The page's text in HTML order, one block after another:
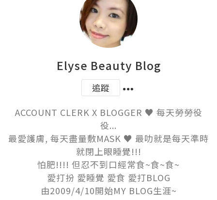
Elyse Beauty Blog
追蹤
ACCOUNT CLERK X BLOGGER ♥ 每天勞勞役
役...
最愛護膚, 每天盡量敷MASK ♥ 最叻就是每天準時
就閉上眼睡覺!!!
怕肥!!!! 但忍不到口經常食~食~食~
愛打扮 愛睡覺 愛食 愛打BLOG
由2009/4/10開始MY BLOG生涯~